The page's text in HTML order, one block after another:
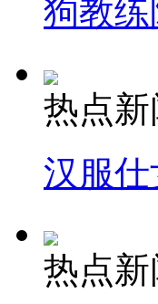
狗教
热点新
汉服
热点新